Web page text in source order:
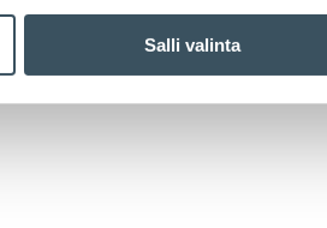
Salli valinta